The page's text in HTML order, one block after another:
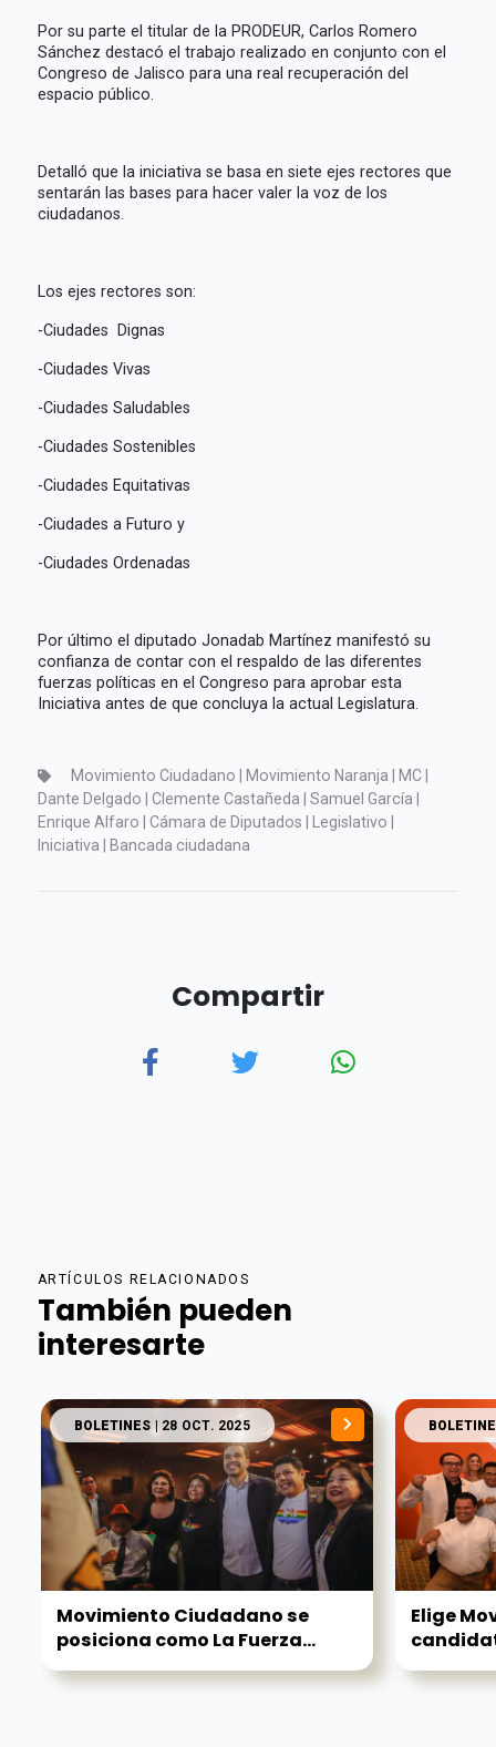
Por su parte el titular de la PRODEUR, Carlos Romero
Sánchez destacó el trabajo realizado en conjunto con el
Congreso de Jalisco para una real recuperación del
espacio público.
Detalló que la iniciativa se basa en siete ejes rectores que
sentarán las bases para hacer valer la voz de los
ciudadanos.
Los ejes rectores son:
-Ciudades Dignas
-Ciudades Vivas
-Ciudades Saludables
-Ciudades Sostenibles
-Ciudades Equitativas
-Ciudades a Futuro y
-Ciudades Ordenadas
Por último el diputado Jonadab Martínez manifestó su
confianza de contar con el respaldo de las diferentes
fuerzas políticas en el Congreso para aprobar esta
Iniciativa antes de que concluya la actual Legislatura.
Movimiento Ciudadano | Movimiento Naranja | MC |
Dante Delgado | Clemente Castañeda | Samuel García |
Enrique Alfaro | Cámara de Diputados | Legislativo |
Iniciativa | Bancada ciudadana
Compartir
ARTÍCULOS RELACIONADOS
También pueden
interesarte
BOLETINES | 28 OCT. 2025
Movimiento Ciudadano se
posiciona como La Fuerza...
Elige